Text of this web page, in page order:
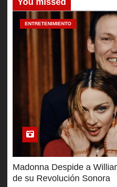
You missed
ENTRETENIMIENTO
Madonna Despide a
de su Revolución Sonora